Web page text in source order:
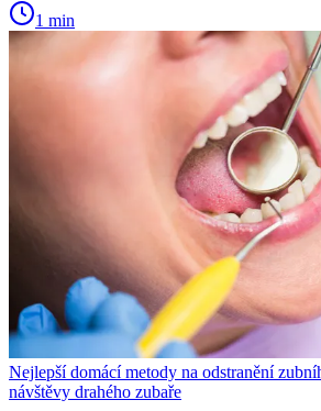
1 min
Nejlepší domácí metody na odstranění
návštěvy drahého zubaře